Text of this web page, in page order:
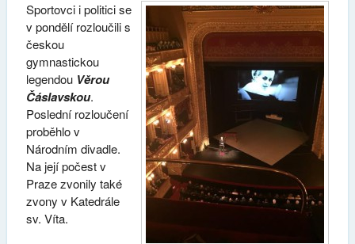
Sportovci i politici se
v pondělí rozloučili s
českou
gymnastickou
legendou Věrou
Čáslavskou.
Poslední rozloučení
proběhlo v
Národním divadle.
Na její počest v
Praze zvonily také
zvony v Katedrále
sv. Víta.